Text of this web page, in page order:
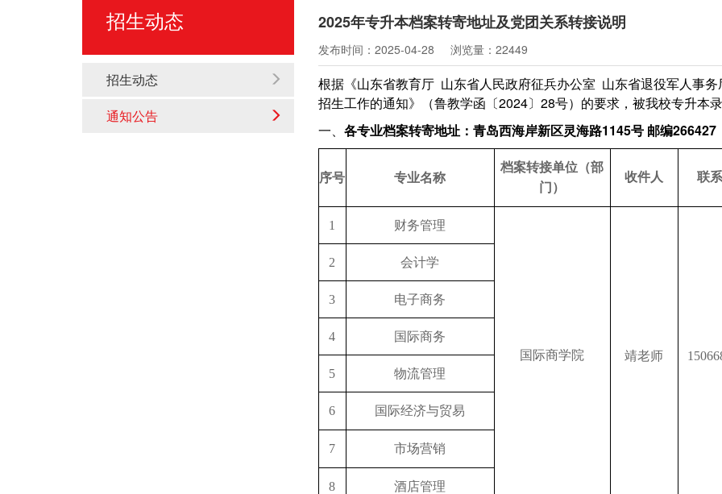
招生动态
招生动态
通知公告
2025年专升本档案转寄地址及党团关系转接说明
发布时间：2025-04-28 浏览量：22449
根据《山东省教育厅 山东省人民政府征兵办公室 山东省退役军人事
招生工作的通知》（鲁教学函〔2024〕28号）的要求，被我校专升本
一、 各专业档案转寄地址：青岛西海岸新区灵海路1145号 邮编266427
序号 专业名称
档案转接单位（部
门）
收件人 联
1 财务管理
国际商学院 靖老师
2 会计学
3 电子商务
4 国际商务
5 物流管理
6 国际经济与贸易
7 市场营销
8 酒店管理